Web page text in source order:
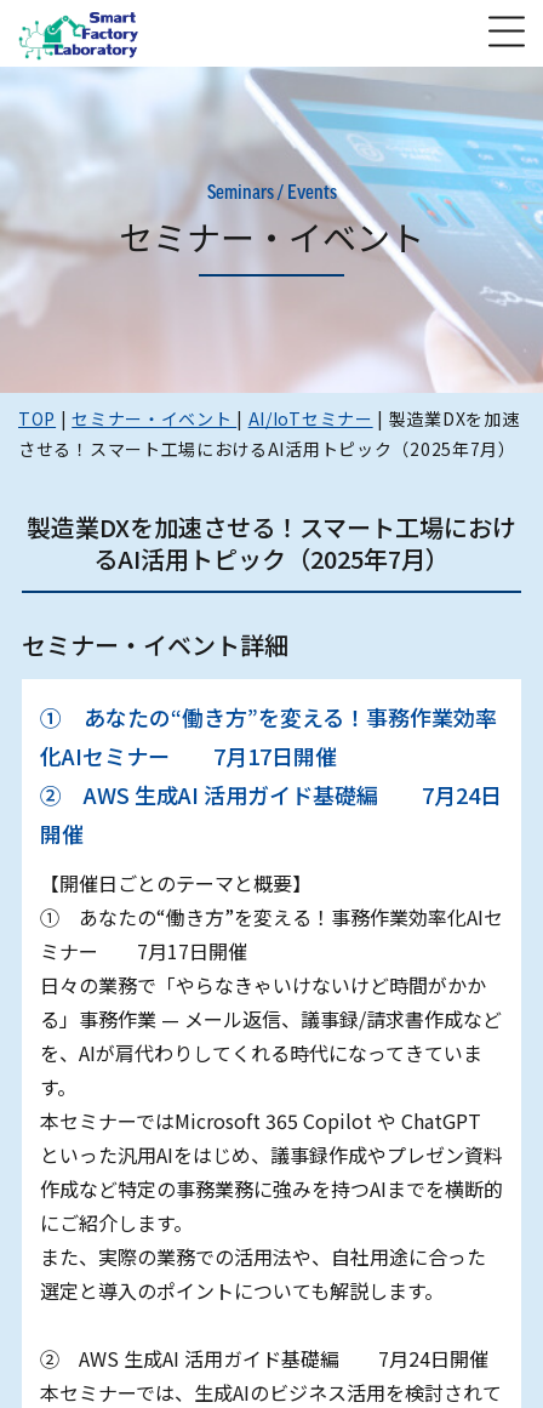
Seminars / Events
セミナー・イベント
TOP |セミナー・イベント | AI/IoTセミナー | 製造業DXを加速
させる！スマート工場におけるAI活用トピック（2025年7月）
製造業DXを加速させる！スマート工場におけ
るAI活用トピック（2025年7月）
セミナー・イベント詳細
① あなたの“働き方”を変える！事務作業効率
化AIセミナー 7月17日開催
② AWS 生成AI 活用ガイド基礎編 7月24日
開催
【開催日ごとのテーマと概要】
① あなたの“働き方”を変える！事務作業効率化AIセ
ミナー 7月17日開催
日々の業務で「やらなきゃいけないけど時間がかか
る」事務作業 — メール返信、議事録/請求書作成など
を、AIが肩代わりしてくれる時代になってきていま
す。
本セミナーではMicrosoft 365 Copilot や ChatGPT
といった汎用AIをはじめ、議事録作成やプレゼン資料
作成など特定の事務業務に強みを持つAIまでを横断的
にご紹介します。
また、実際の業務での活用法や、自社用途に合った
選定と導入のポイントについても解説します。
② AWS 生成AI 活用ガイド基礎編 7月24日開催
本セミナーでは、生成AIのビジネス活用を検討されて